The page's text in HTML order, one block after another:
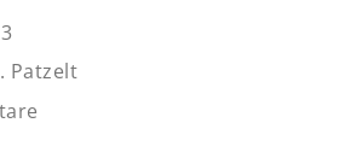
Patzelt